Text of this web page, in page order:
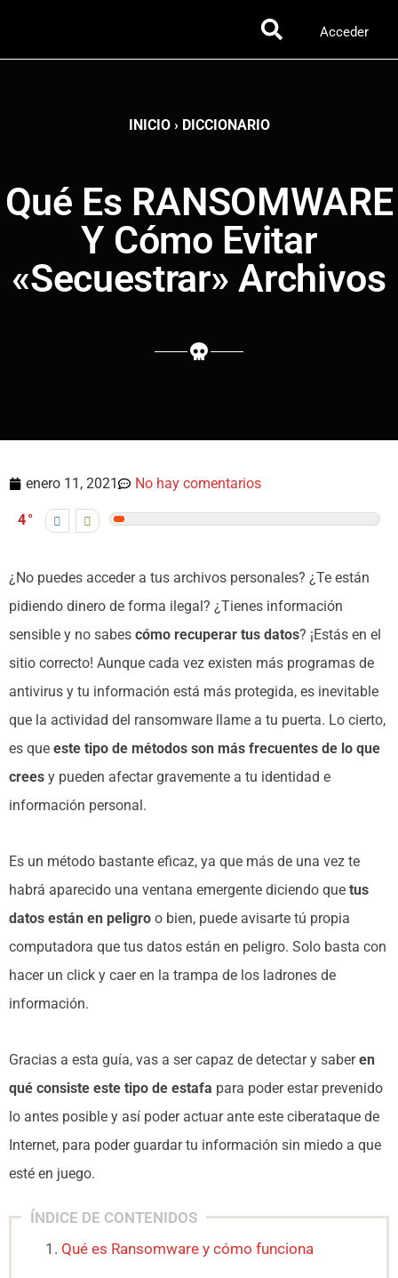
Acceder
INICIO› DICCIONARIO
Qué Es RANSOMWARE
Y Cómo Evitar
«Secuestrar» Archivos
enero 11, 2021 No hay comentarios
4
¿No puedes acceder a tus archivos personales? ¿Te están
pidiendo dinero de forma ilegal? ¿Tienes información
sensible y no sabes cómo recuperar tus datos? ¡Estás en el
sitio correcto! Aunque cada vez existen más programas de
antivirus y tu información está más protegida, es inevitable
que la actividad del ransomware llame a tu puerta. Lo cierto,
es que este tipo de métodos son más frecuentes de lo que
crees y pueden afectar gravemente a tu identidad e
información personal.
Es un método bastante eficaz, ya que más de una vez te
habrá aparecido una ventana emergente diciendo que tus
datos están en peligro o bien, puede avisarte tú propia
computadora que tus datos están en peligro. Solo basta con
hacer un click y caer en la trampa de los ladrones de
información.
Gracias a esta guía, vas a ser capaz de detectar y saberen
qué consiste este tipo de estafa para poder estar prevenido
lo antes posible y así poder actuar ante este ciberataque de
Internet, para poder guardar tu información sin miedo a que
esté en juego.
ÍNDICE DE CONTENIDOS
Qué es Ransomware y cómo funciona